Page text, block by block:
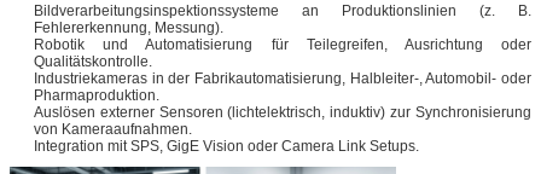
Bildverarbeitungsinspektionssysteme an Produktionslinien (z. B.
Fehlererkennung, Messung).
Robotik und Automatisierung für Teilegreifen, Ausrichtung oder
Qualitätskontrolle.
Industriekameras in der Fabrikautomatisierung, Halbleiter-, Automobil- oder
Pharmaproduktion.
Auslösen externer Sensoren (lichtelektrisch, induktiv) zur Synchronisierung
von Kameraaufnahmen.
Integration mit SPS, GigE Vision oder Camera Link Setups.